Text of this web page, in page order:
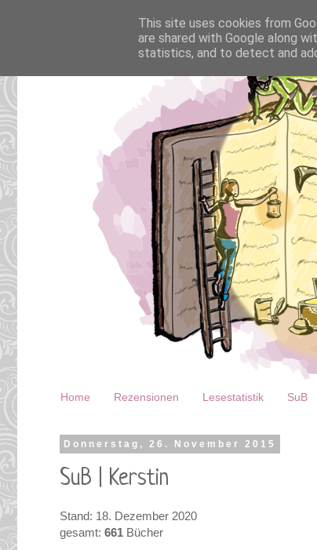
Home Rezensionen Lesestatistik SuB
Donnerstag, 26. November 2015
SuB | Kerstin
Stand: 18. Dezember 2020
gesamt: 661 Bücher
This site uses cookies from
are shared with Google along
statistics, and to detect and